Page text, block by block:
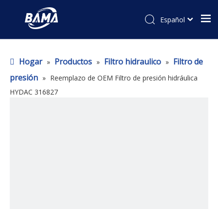
Español
Hogar » Productos » Filtro hidraulico » Filtro de
presión » Reemplazo de OEM Filtro de presión hidráulica
HYDAC 316827